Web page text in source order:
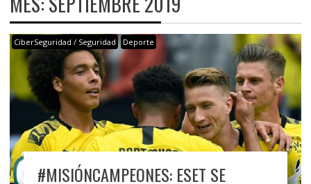
CiberSeguridad / Seguridad Deporte
#MISIÓNCAMPEONES: ESET SE